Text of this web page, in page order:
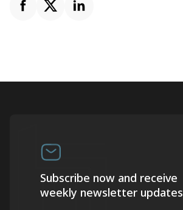
Subscribe now and receive
weekly newsletter updates